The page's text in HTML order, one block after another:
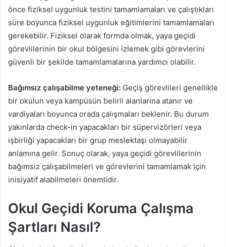
önce fiziksel uygunluk testini tamamlamaları ve çalıştıkları
süre boyunca fiziksel uygunluk eğitimlerini tamamlamaları
gerekebilir. Fiziksel olarak formda olmak, yaya geçidi
görevlilerinin bir okul bölgesini izlemek gibi görevlerini
güvenli bir şekilde tamamlamalarına yardımcı olabilir.
Bağımsız çalışabilme yeteneği: Geçiş görevlileri genellikle
bir okulun veya kampüsün belirli alanlarına atanır ve
vardiyaları boyunca orada çalışmaları beklenir. Bu durum
yakınlarda check-in yapacakları bir süpervizörleri veya
işbirliği yapacakları bir grup meslektaşı olmayabilir
anlamına gelir. Sonuç olarak, yaya geçidi görevlilerinin
bağımsız çalışabilmeleri ve görevlerini tamamlamak için
inisiyatif alabilmeleri önemlidir.
Okul Geçidi Koruma Çalışma
Şartları Nasıl?